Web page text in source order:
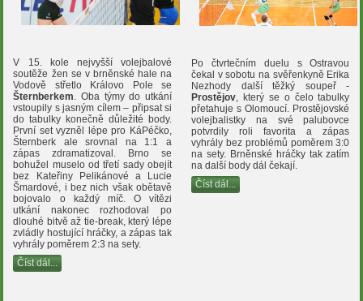
V 15. kole nejvyšší volejbalové
soutěže žen se v brněnské hale na
Vodově střetlo Královo Pole se
Šternberkem. Oba týmy do utkání
vstoupily s jasným cílem – připsat si
do tabulky konečně důležité body.
První set vyzněl lépe pro KáPéčko,
Šternberk ale srovnal na 1:1 a
zápas zdramatizoval. Brno se
bohužel muselo od třetí sady obejít
bez Kateřiny Pelikánové a Lucie
Šmardové, i bez nich však obětavě
bojovalo o každý míč. O vítězi
utkání nakonec rozhodoval po
dlouhé bitvě až tie-break, který lépe
zvládly hostující hráčky, a zápas tak
vyhrály poměrem 2:3 na sety.
Číst dál...
Po čtvrtečním duelu s Ostravou
čekal v sobotu na svěřenkyně Erika
Nezhody další těžký soupeř -
Prostějov, který se o čelo tabulky
přetahuje s Olomoucí. Prostějovské
volejbalistky na své palubovce
potvrdily roli favorita a zápas
vyhrály bez problémů poměrem 3:0
na sety. Brněnské hráčky tak zatím
na další body dál čekají.
Číst dál...